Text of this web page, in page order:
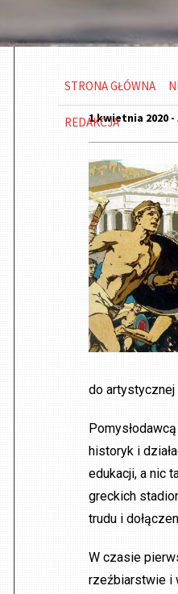
STRONA GŁÓWNA
REDAKCJA
1 kwietnia 2020 -
do
historyk i
edukacji, a nic
greckich
trudu i
W czasie
rzeźbiarstwie i